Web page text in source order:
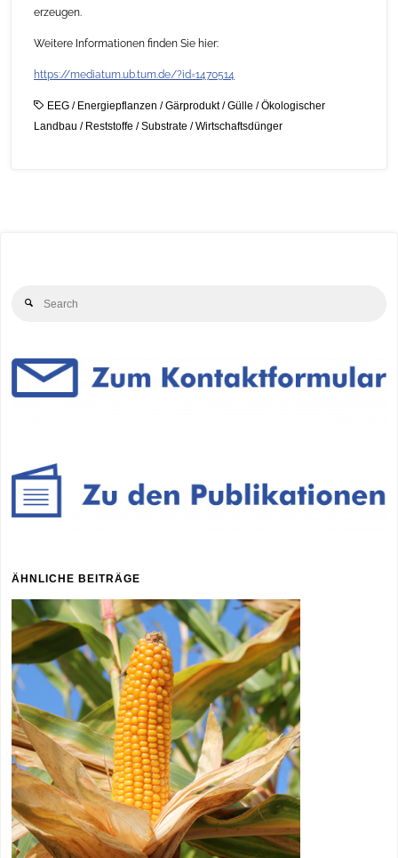
erzeugen.
Weitere Informationen finden Sie hier:
https://mediatum.ub.tum.de/?id=1470514
EEG/ Energiepflanzen /Gärprodukt/Gülle /Ökologischer
Landbau / Reststoffe /Substrate /Wirtschaftsdünger
Search
ÄHNLICHE BEITRÄGE